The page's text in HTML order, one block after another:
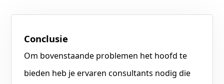
Conclusie
Om bovenstaande problemen het hoofd te
bieden heb je ervaren consultants nodig die